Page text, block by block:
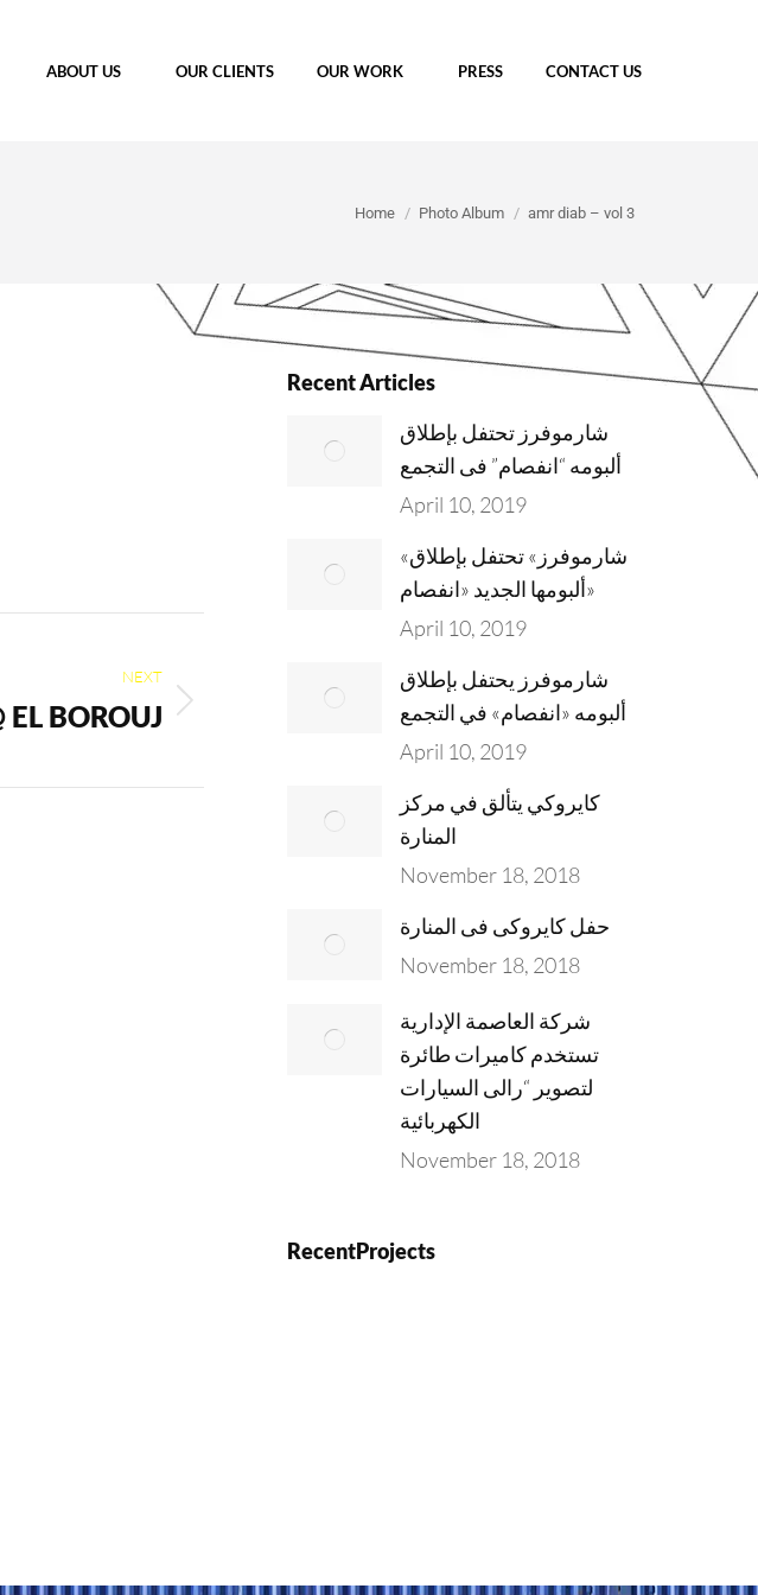
ABOUT US OUR CLIENTS OUR WORK PRESS CONTACT US
You are here:
Home Photo Album amr diab – vol 3
NEXT
EL BOROUJ
Recent Articles
شارموفرز تحتفل بإطلاق
ألبومه “انفصام” فى التجمع
April 10, 2019
«شارموفرز» تحتفل بإطلاق
ألبومها الجديد «انفصام»
April 10, 2019
شارموفرز يحتفل بإطلاق
ألبومه «انفصام» في التجمع
April 10, 2019
كايروكي يتألق في مركز
المنارة
November 18, 2018
حفل كايروكى فى المنارة
November 18, 2018
شركة العاصمة الإدارية
تستخدم كاميرات طائرة
لتصوير “رالى السيارات
الكهربائية
November 18, 2018
RecentProjects